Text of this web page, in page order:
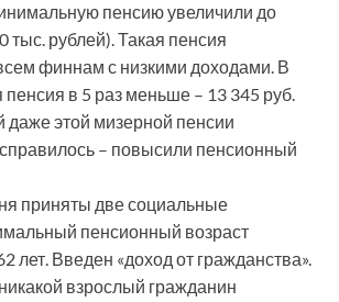
пенсию увеличили до
тыс. рублей). Такая пенсия
финнам с низкими доходами. В
пенсия в 5 раз меньше – 13 345 руб.
даже этой мизерной пенсии
справилось – повысили пенсионный
приняты две социальные
пенсионный возраст
лет. Введен «доход от гражданства».
взрослый гражданин